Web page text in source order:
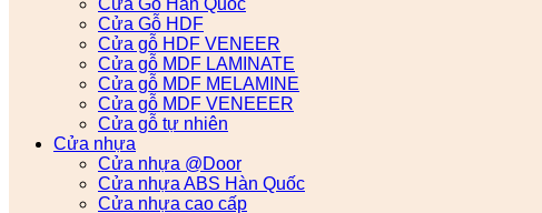
Cửa Gỗ Hàn Quốc
Cửa Gỗ HDF
Cửa gỗ HDF VENEER
Cửa gỗ MDF LAMINATE
Cửa gỗ MDF MELAMINE
Cửa gỗ MDF VENEEER
Cửa gỗ tự nhiên
Cửa nhựa
Cửa nhựa @Door
Cửa nhựa ABS Hàn Quốc
Cửa nhựa cao cấp